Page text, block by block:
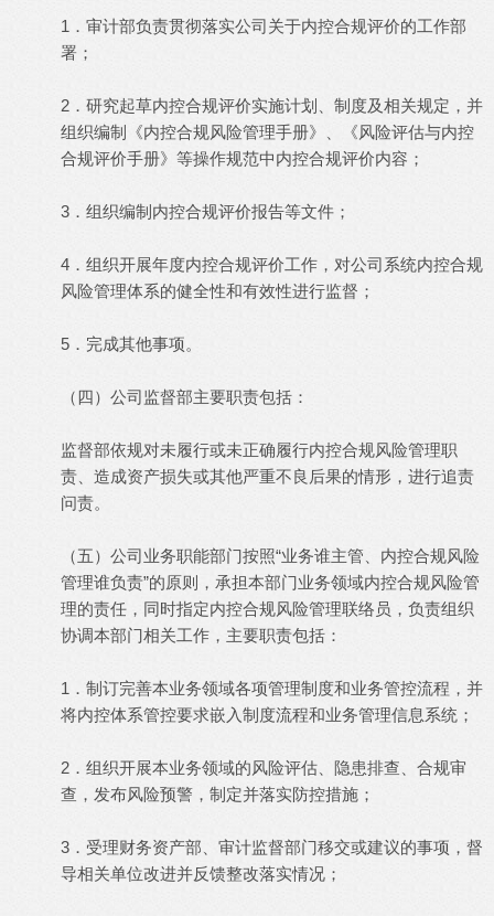
1．审计部负责贯彻落实公司关于内控合规评价的工作部
署；
2．研究起草内控合规评价实施计划、制度及相关规定，并
组织编制《内控合规风险管理手册》、《风险评估与内控
合规评价手册》等操作规范中内控合规评价内容；
3．组织编制内控合规评价报告等文件；
4．组织开展年度内控合规评价工作，对公司系统内控合规
风险管理体系的健全性和有效性进行监督；
5．完成其他事项。
（四）公司监督部主要职责包括：
监督部依规对未履行或未正确履行内控合规风险管理职
责、造成资产损失或其他严重不良后果的情形，进行追责
问责。
（五）公司业务职能部门按照“业务谁主管、内控合规风险
管理谁负责”的原则，承担本部门业务领域内控合规风险管
理的责任，同时指定内控合规风险管理联络员，负责组织
协调本部门相关工作，主要职责包括：
1．制订完善本业务领域各项管理制度和业务管控流程，并
将内控体系管控要求嵌入制度流程和业务管理信息系统；
2．组织开展本业务领域的风险评估、隐患排查、合规审
查，发布风险预警，制定并落实防控措施；
3．受理财务资产部、审计监督部门移交或建议的事项，督
导相关单位改进并反馈整改落实情况；